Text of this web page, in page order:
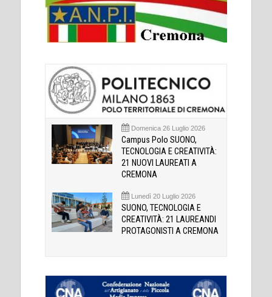
Domenica 26 Luglio 2026
Campus Polo SUONO,
TECNOLOGIA E CREATIVITÀ:
21 NUOVI LAUREATI A
CREMONA
Lunedì 20 Luglio 2026
SUONO, TECNOLOGIA E
CREATIVITÀ: 21 LAUREANDI
PROTAGONISTI A CREMONA